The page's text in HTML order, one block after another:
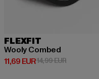
FLEXFIT
Wooly Combed
11,69 EUR
Derzeitiger Preis: 11,69 EUR
14,99 EUR